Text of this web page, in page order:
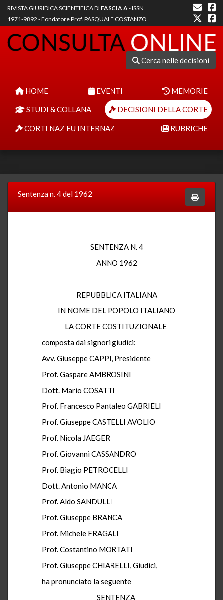
RIVISTA GIURIDICA SCIENTIFICA DI FASCIA A- ISSN
1971-9892 - Fondatore Prof. PASQUALE COSTANZO
Cerca nelle decisioni
HOME EVENTI MEMORIE
STUDI & COLLANA DECISIONI DELLA CORTE
CORTI NAZ EU INTERNAZ RUBRICHE
Sentenza n. 4 del 1962
SENTENZA N. 4
ANNO 1962
REPUBBLICA ITALIANA
IN NOME DEL POPOLO ITALIANO
LA CORTE COSTITUZIONALE
composta dai signori giudici:
Avv. Giuseppe CAPPI, Presidente
Prof. Gaspare AMBROSINI
Dott. Mario COSATTI
Prof. Francesco Pantaleo GABRIELI
Prof. Giuseppe CASTELLI AVOLIO
Prof. Nicola JAEGER
Prof. Giovanni CASSANDRO
Prof. Biagio PETROCELLI
Dott. Antonio MANCA
Prof. Aldo SANDULLI
Prof. Giuseppe BRANCA
Prof. Michele FRAGALI
Prof. Costantino MORTATI
Prof. Giuseppe CHIARELLI, Giudici,
ha pronunciato la seguente
SENTENZA